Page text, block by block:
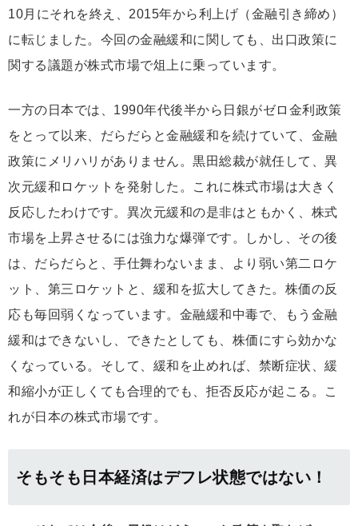
10月にそれを終え、2015年から利上げ（金融引き締め）
に転じました。今回の金融緩和に関しても、出口政策に
関する議題が株式市場で俎上に乗っています。
一方の日本では、1990年代後半から日銀がゼロ金利政策
をとって以来、だらだらと金融緩和を続けていて、金融
政策にメリハリがありません。黒田総裁が就任して、異
次元緩和ロケットを発射した。これに株式市場は大きく
反応したわけです。異次元緩和の是非はともかく、株式
市場を上昇させるには強力な爆弾です。しかし、その後
は、だらだらと、手仕舞わないまま、より弱い第二ロケ
ット、第三ロケットと、緩和を拡大してきた。株価の反
応も毎回弱くなっています。金融緩和中毒で、もう金融
緩和はできないし、できたとしても、株価にすら効かな
くなっている。そして、緩和を止めれば、禁断症状、緩
和縮小が正しくても合理的でも、拒否反応が起こる。こ
れが日本の株式市場です。
そもそも日本経済はデフレ状態ではない！